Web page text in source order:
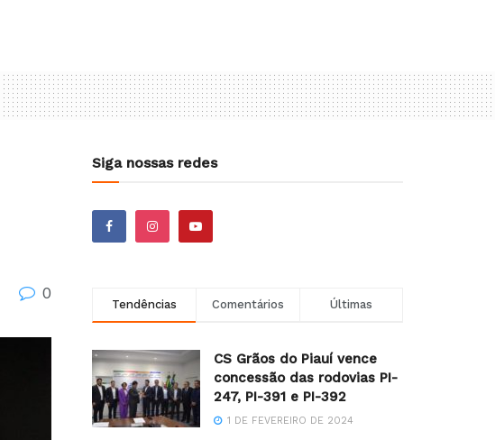
0
Siga nossas redes
Tendências Comentários Últimas
CS Grãos do Piauí vence
concessão das rodovias PI-
247, PI-391 e PI-392
1 DE FEVEREIRO DE 2024